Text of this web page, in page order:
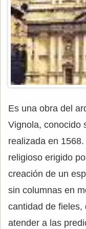
Es una obra del
Vignola, conocido
realizada en
religioso erigido
creación de un
sin columnas en
cantidad de fieles,
atender a las